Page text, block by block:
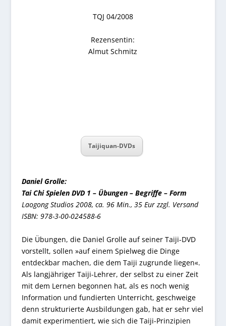
TQJ 04/2008
Rezensentin:
Almut Schmitz
Taijiquan-DVDs
Daniel Grolle:
Tai Chi Spielen DVD 1 – Übungen – Begriffe – Form
Laogong Studios 2008, ca. 96 Min., 35 Eur zzgl. Versand
ISBN: 978-3-00-024588-6
Die Übungen, die Daniel Grolle auf seiner Taiji-DVD
vorstellt, sollen »auf einem Spielweg die Dinge
entdeckbar machen, die dem Taiji zugrunde liegen«.
Als langjähriger Taiji-Lehrer, der selbst zu einer Zeit
mit dem Lernen begonnen hat, als es noch wenig
Information und fundierten Unterricht, geschweige
denn strukturierte Ausbildungen gab, hat er sehr viel
damit experimentiert, wie sich die Taiji-Prinzipien